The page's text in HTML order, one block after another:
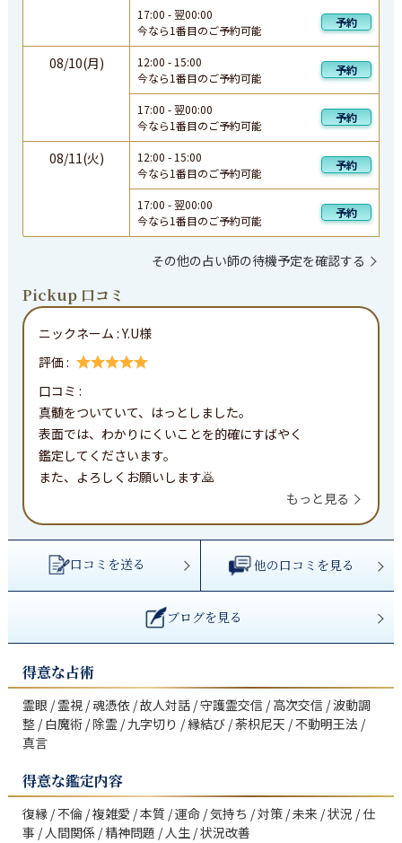
17:00 -翌00:00
今なら1番目のご予約可能
予約
08/10(月) 12:00 - 15:00
今なら1番目のご予約可能
予約
17:00 -翌00:00
今なら1番目のご予約可能
予約
08/11(火) 12:00 - 15:00
今なら1番目のご予約可能
予約
17:00 -翌00:00
今なら1番目のご予約可能
予約
その他の占い師の待機予定を確認する
Pickup 口コミ
ニックネーム :Y.U様
評価 :
口コミ :
真髄をついていて、はっとしました。
表面では、わかりにくいことを的確にすばやく
鑑定してくださいます。
また、よろしくお願いします🙇
もっと見る
口コミを送る 他の口コミを見る
ブログを見る
得意な占術
霊眼 / 霊視 / 魂憑依 / 故人対話 / 守護霊交信 / 高次交信 / 波動調
整 / 白魔術 / 除霊 / 九字切り / 縁結び / 荼枳尼天 / 不動明王法 /
真言
得意な鑑定内容
復縁 / 不倫 / 複雑愛 / 本質 / 運命 / 気持ち / 対策 / 未来 / 状況 / 仕
事 / 人間関係 / 精神問題 / 人生 / 状況改善